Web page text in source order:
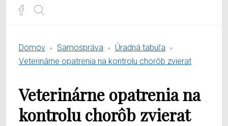
Samospráva
O obci
Domov Samospráva
Úradná tabuľa
Veterinárne opatrenia na kontrolu chorôb zvierat
Veterinárne opatrenia na
kontrolu chorôb zvierat